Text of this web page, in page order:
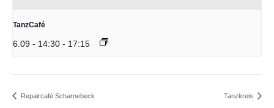
TanzCafé
6.09 - 14:30 - 17:15
Repaircafé Scharnebeck Tanzkreis